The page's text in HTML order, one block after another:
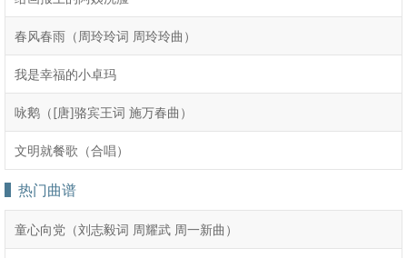
春风春雨（周玲玲词 周玲玲曲）
我是幸福的小卓玛
咏鹅（[唐]骆宾王词 施万春曲）
文明就餐歌（合唱）
热门曲谱
童心向党（刘志毅词 周耀武 周一新曲）